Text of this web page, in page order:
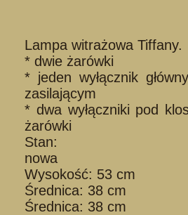
Lampa witrażowa Tiffany.
* dwie żarówki
* jeden wyłącznik
zasilającym
* dwa wyłączniki pod
żarówki
Stan:
nowa
Wysokość: 53 cm
Średnica: 38 cm
Średnica: 38 cm